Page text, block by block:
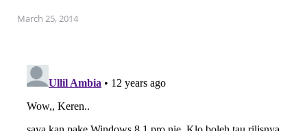
March 25, 2014